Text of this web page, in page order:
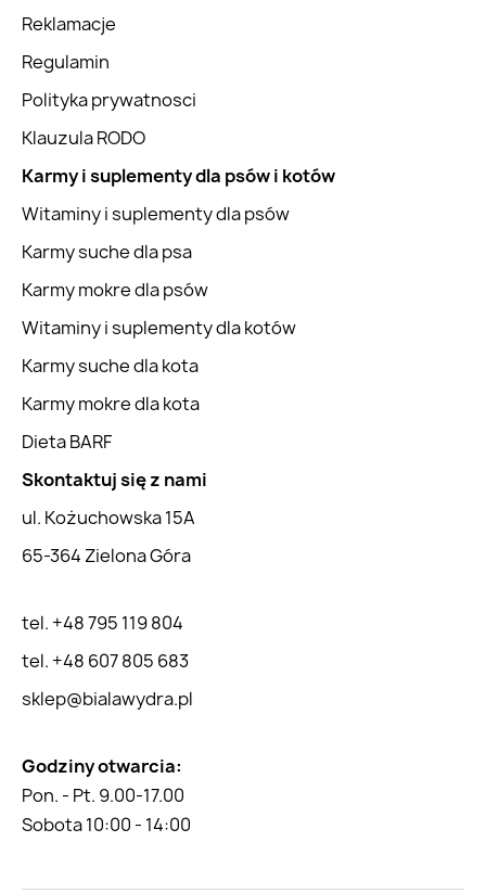
Reklamacje
Regulamin
Polityka prywatnosci
Klauzula RODO
Karmy i suplementy dla psów i kotów
Witaminy i suplementy dla psów
Karmy suche dla psa
Karmy mokre dla psów
Witaminy i suplementy dla kotów
Karmy suche dla kota
Karmy mokre dla kota
Dieta BARF
Skontaktuj się z nami
ul. Kożuchowska 15A
65-364 Zielona Góra
tel. +48 795 119 804
tel. +48 607 805 683
sklep@bialawydra.pl
Godziny otwarcia:
Pon. - Pt. 9.00-17.00
Sobota 10:00 - 14:00